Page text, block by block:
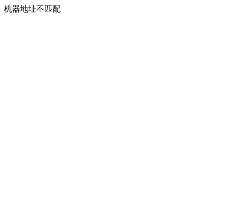
机器地址不匹配